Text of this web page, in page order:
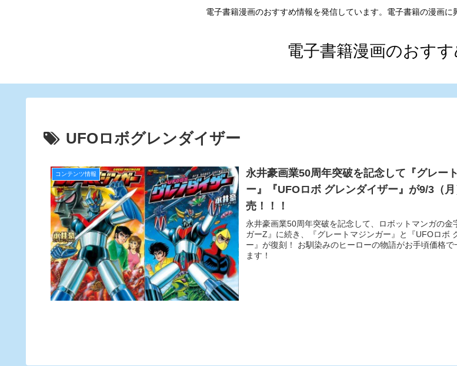
電子書籍漫画のおすすめ情報を発信しています。電子書籍の漫画に
電子書籍漫画のおす
UFOロボグレンダイザー
コンテンツ情報
永井豪画業50周年突破を記念して『グレー
ー』『UFOロボ グレンダイザー』が9/3（
売！！！
永井豪画業50周年突破を記念して、ロボットマンガの金
ガーZ』に続き、『グレートマジンガー』と『UFOロボ
ー』が復刻！ お馴染みのヒーローの物語がお手頃価格で
ます！